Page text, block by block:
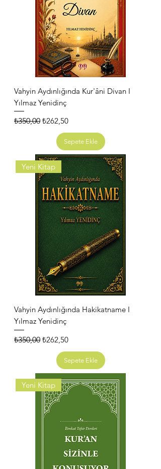
Vahyin Aydınlığında Kur'âni Divan I
Yılmaz Yenidinç
Normal Fiyat
₺350,00 İndirimli Fiyat
₺262,50
Sepete Ekle
Yeni Kitap
Vahyin Aydınlığında Hakikatname I
Yılmaz Yenidinç
Normal Fiyat
₺350,00 İndirimli Fiyat
₺262,50
Sepete Ekle
Yeni Kitap